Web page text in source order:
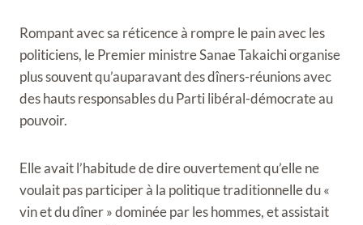
Rompant avec sa réticence à rompre le pain avec les
politiciens, le Premier ministre Sanae Takaichi organise
plus souvent qu’auparavant des dîners-réunions avec
des hauts responsables du Parti libéral-démocrate au
pouvoir.
Elle avait l’habitude de dire ouvertement qu’elle ne
voulait pas participer à la politique traditionnelle du «
vin et du dîner » dominée par les hommes, et assistait